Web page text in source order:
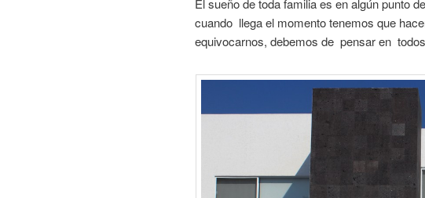
El sueño de toda familia es en algún punto
cuando llega el momento tenemos que
equivocarnos, debemos de pensar en